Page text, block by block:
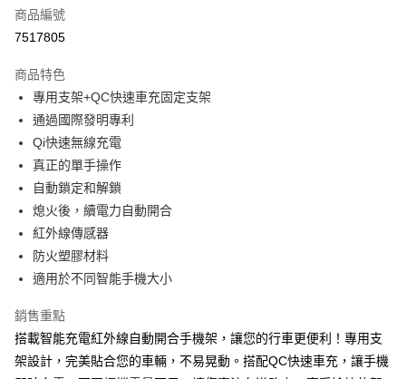
信用卡分期付款
合作金庫商業銀行
華南商業銀行
上海商業儲蓄銀行
國泰世華商業銀行
臺灣中小企業銀行
匯豐（台灣）商業銀行
聯邦商業銀行
元大商業銀行
玉山商業銀行
台新國際商業銀行
台灣樂天信用卡公司
超商取貨付款
LINE Pay
Apple Pay
街口支付
Google Pay
ATM付款
運送方式
商品編號
7517805
商品特色
專用支架+QC快速車充固定支架
通過國際發明專利
Qi快速無線充電
真正的單手操作
自動鎖定和解鎖
熄火後，續電力自動開合
紅外線傳感器
防火塑膠材料
適用於不同智能手機大小
銷售重點
搭載智能充電紅外線自動開合手機架，讓您的行車更便利！專用支
架設計，完美貼合您的車輛，不易晃動。搭配QC快速車充，讓手機